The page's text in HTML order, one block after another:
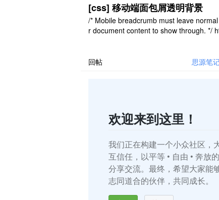
[css] 移动端面包屑透明背景
/* Mobile breadcrumb must leave
r document content to show through. */
回帖 思源笔
欢迎来到这里！
我们正在构建一个小众社区，
互信任，以平等 • 自由 • 奔放
分享交流。最终，希望大家能
志同道合的伙伴，共同成长。